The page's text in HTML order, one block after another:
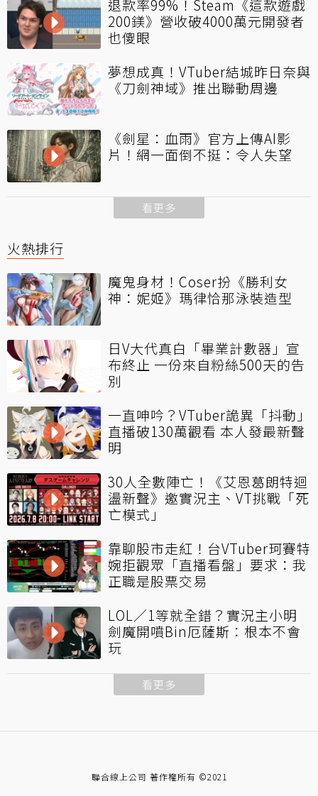
退款率99%！Steam《這款遊戲
200鎂》營收破4000萬元開發者
也傻眼
夢想成真！VTuber結城昨日奈與
《刀劍神域》推出聯動周邊
《劍星：血雨》官方上傳AI影
片！網一面倒不挺：令人失望
看更多
火熱排行
魔鬼身材！Coser扮《勝利女
神：妮姬》瑪律恰那泳裝造型
日V大代真白「畢業計數器」宣
布終止 一份來自粉絲500天的告
別
一直呻吟？VTuber詭異「抖動」
直播破130萬觀看 本人發最新聲
明
30人全數陣亡！《艾恩葛朗特迴
盪新聲》邀實況主、VT挑戰「死
亡模式」
靠聊股市走紅！台VTuber珂賽特
婉拒觀眾「直播看盤」要求：我
正職是股票交易
LOL／1等就全錯？實況主小明
劍魔開噴Bin厄薩斯：根本不會
玩
看更多
聯合線上公司 著作權所有 ©2021